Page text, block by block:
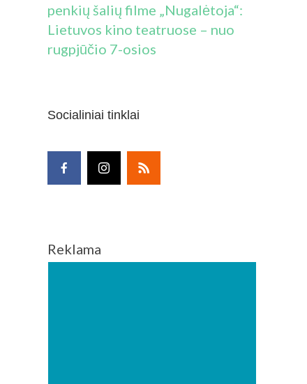
penkių šalių filme „Nugalėtoja“:
Lietuvos kino teatruose – nuo
rugpjūčio 7-osios
Socialiniai tinklai
Reklama